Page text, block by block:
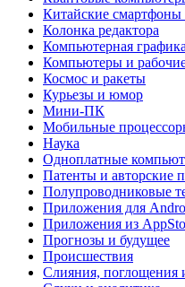
Китайские
Колонка редактора
Компьютерная графика
Компьютеры и
Космос и ракеты
Курьезы и юмор
Мини-ПК
Мобильные
Наука
Одноплатные
Патенты и авторские
Полупроводниковые
Приложения для
Приложения из
Прогнозы и будущее
Происшествия
Слияния, поглощения